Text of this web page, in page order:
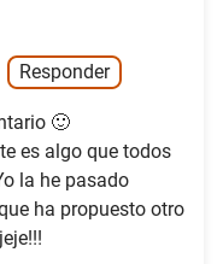
Responder
🙂
es algo que todos
la he pasado
ha propuesto otro